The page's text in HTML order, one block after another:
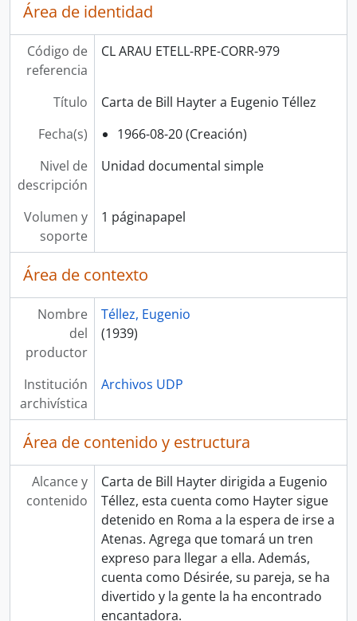
Área de identidad
Código de
referencia
CL ARAU ETELL-RPE-CORR-979
Título
Carta de Bill Hayter a Eugenio Téllez
Fecha(s)
1966-08-20 (Creación)
Nivel de
descripción
Unidad documental simple
Volumen y
soporte
1 páginapapel
Área de contexto
Nombre
del
productor
Téllez, Eugenio
(1939)
Institución
archivística
Archivos UDP
Área de contenido y estructura
Alcance y
contenido
Carta de Bill Hayter dirigida a Eugenio
Téllez, esta cuenta como Hayter sigue
detenido en Roma a la espera de irse a
Atenas. Agrega que tomará un tren
expreso para llegar a ella. Además,
cuenta como Désirée, su pareja, se ha
divertido y la gente la ha encontrado
encantadora.